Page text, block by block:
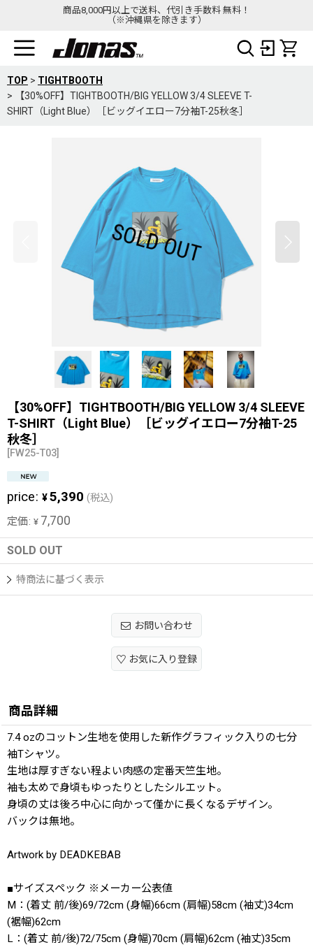
商品8,000円以上で送料、代引き手数料 無料！
（※沖縄県を除きます）
TOP > TIGHTBOOTH
>
【30%OFF】TIGHTBOOTH/BIG YELLOW 3/4 SLEEVE T-
SHIRT（Light Blue）［ビッグイエロー7分袖T-25秋冬］
【30%OFF】TIGHTBOOTH/BIG YELLOW 3/4 SLEEVE
T-SHIRT（Light Blue）［ビッグイエロー7分袖T-25
秋冬］
[FW25-T03]
price: ¥5,390 (税込)
定価: ¥ 7,700
SOLD OUT
特商法に基づく表示
お問い合わせ
お気に入り登録
商品詳細
7.4 ozのコットン生地を使用した新作グラフィック入りの七分
袖Tシャツ。
生地は厚すぎない程よい肉感の定番天竺生地。
袖も太めで身頃もゆったりとしたシルエット。
身頃の丈は後ろ中心に向かって僅かに長くなるデザイン。
バックは無地。
Artwork by DEADKEBAB
■サイズスペック ※メーカー公表値
M：(着丈 前/後)69/72cm (身幅)66cm (肩幅)58cm (袖丈)34cm
(裾幅)62cm
L：(着丈 前/後)72/75cm (身幅)70cm (肩幅)62cm (袖丈)35cm